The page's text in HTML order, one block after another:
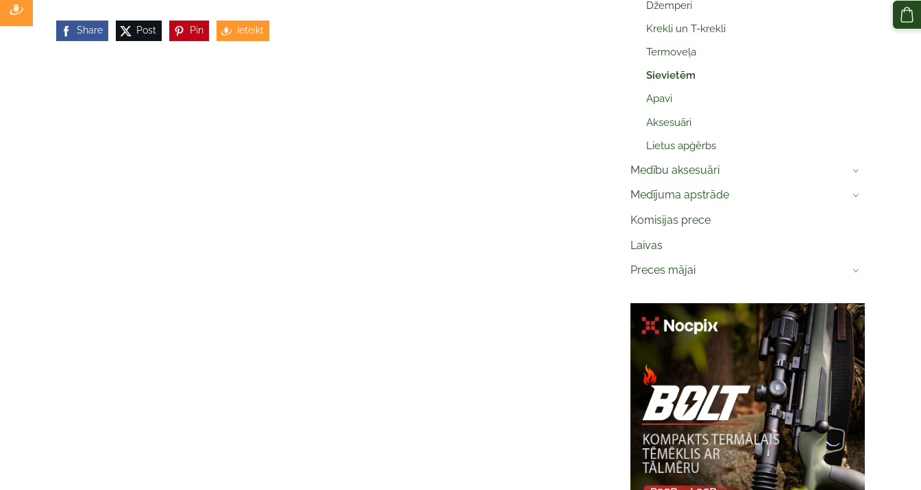
Džemperi
Krekli un T-krekli
Termoveļa
Sievietēm
Apavi
Aksesuāri
Lietus apģērbs
Medību aksesuāri ›
Medījuma apstrāde ›
Komisijas prece
Laivas
Preces mājai
›
Share Post Pin Ieteikt